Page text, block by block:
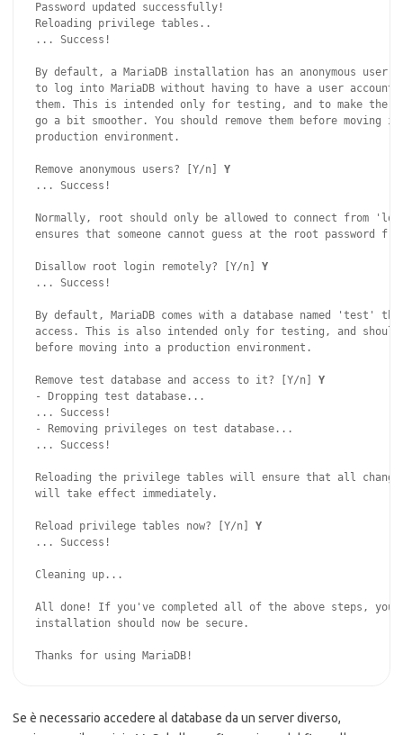
Password updated successfully!
Reloading privilege tables..
... Success!
By default, a MariaDB installation has an anonymous user,
to log into MariaDB without having to have a user account
them. This is intended only for testing, and to make the
go a bit smoother. You should remove them before moving
production environment.
Remove anonymous users? [Y/n] Y
... Success!
Normally, root should only be allowed to connect from
ensures that someone cannot guess at the root password
Disallow root login remotely? [Y/n] Y
... Success!
By default, MariaDB comes with a database named 'test'
access. This is also intended only for testing, and should
before moving into a production environment.
Remove test database and access to it? [Y/n] Y
- Dropping test database...
... Success!
- Removing privileges on test database...
... Success!
Reloading the privilege tables will ensure that all
will take effect immediately.
Reload privilege tables now? [Y/n] Y
... Success!
Cleaning up...
All done! If you've completed all of the above steps, your
installation should now be secure.
Thanks for using MariaDB!
Se è necessario accedere al database da un server diverso,